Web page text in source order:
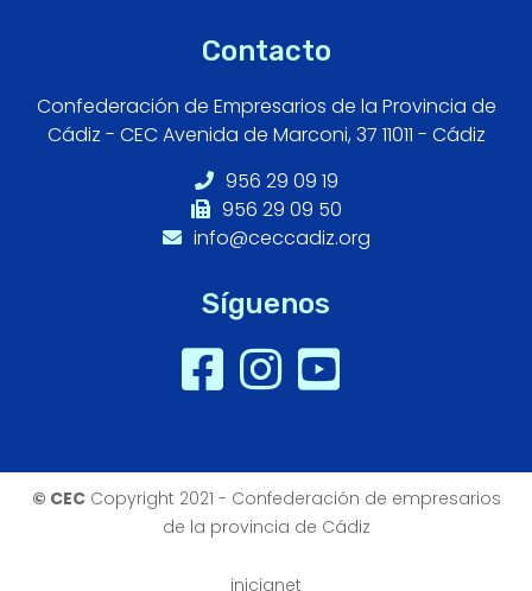
Contacto
Confederación de Empresarios de la Provincia de
Cádiz - CEC Avenida de Marconi, 37 11011 - Cádiz
956 29 09 19
956 29 09 50
info@ceccadiz.org
Síguenos
© CECCopyright 2021 - Confederación de empresarios
de la provincia de Cádiz
inicianet